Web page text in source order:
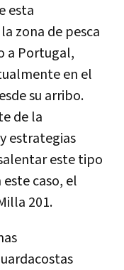
esta
zona de pesca
a Portugal,
en el
su arribo.
de la
estrategias
este tipo
caso, el
201.